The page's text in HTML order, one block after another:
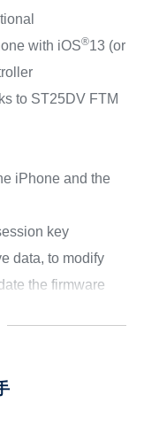
with iOS®13 (or
to ST25DV FTM
iPhone and the
key
data, to modify
the firmware